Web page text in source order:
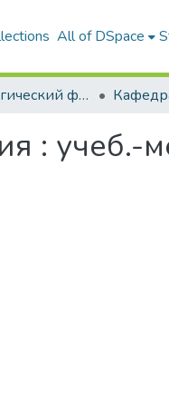
All of DSpace
Агротехнологический факультет
: учеб.-